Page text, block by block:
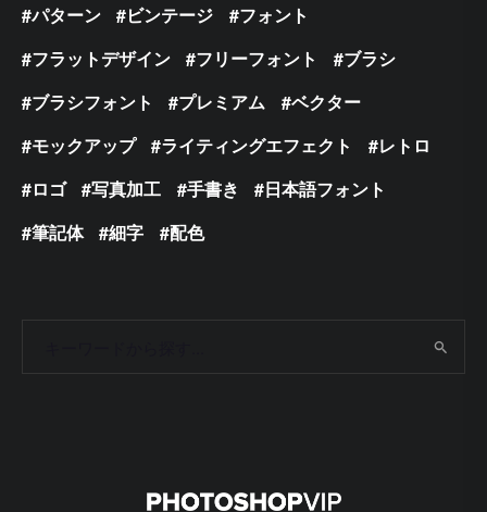
パターン
ビンテージ
フォント
フラットデザイン
フリーフォント
ブラシ
ブラシフォント
プレミアム
ベクター
モックアップ
ライティングエフェクト
レトロ
ロゴ
写真加工 手書き
日本語フォント
筆記体
細字 配色